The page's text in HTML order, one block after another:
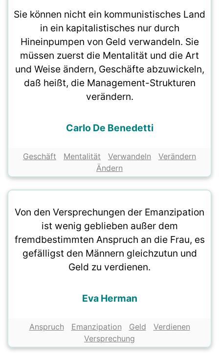
Sie können nicht ein kommunistisches Land
in ein kapitalistisches nur durch
Hineinpumpen von Geld verwandeln. Sie
müssen zuerst die Mentalität und die Art
und Weise ändern, Geschäfte abzuwickeln,
daß heißt, die Management-Strukturen
verändern.
Carlo De Benedetti
Geschäft Mentalität Verwandeln
Verändern
Ändern
Von den Versprechungen der Emanzipation
ist wenig geblieben außer dem
fremdbestimmten Anspruch an die Frau, es
gefälligst den Männern gleichzutun und
Geld zu verdienen.
Eva Herman
Anspruch Emanzipation Geld
Verdienen
Versprechung